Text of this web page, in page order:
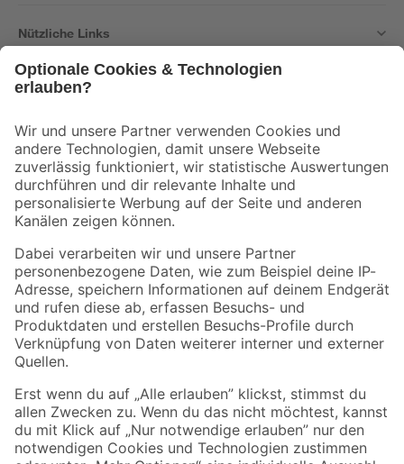
Nützliche Links
Der toom Newsletter: Keine Angebote und Aktionen mehr verpassen!
Zur Newsletter Anmeldung
Folge uns
Zahlungsarten Versandarten
Sicher einkaufen
Jetzt die toom-App herunterladen